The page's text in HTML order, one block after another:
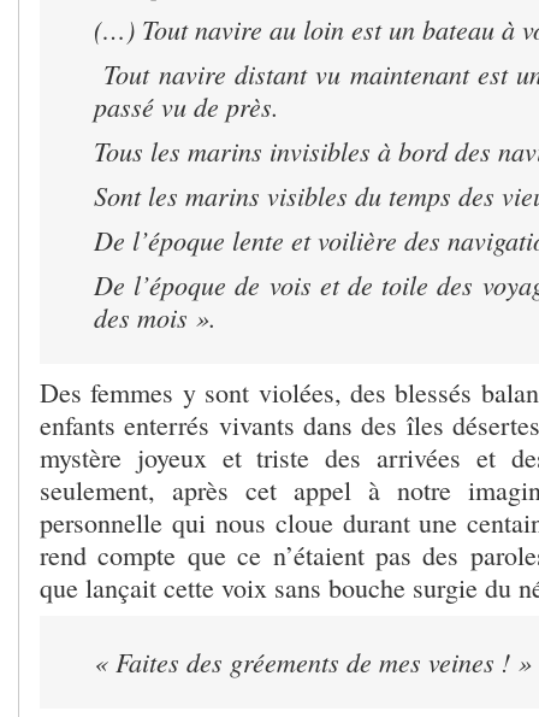
(…) Tout navire au loin est un bateau à
Tout navire distant vu maintenant est
passé vu de près.
Tous les marins invisibles à bord des
Sont les marins visibles du temps des
De l’époque lente et voilière des
De l’époque de vois et de toile des
des mois ».
Des femmes y sont violées, des blessés
enfants enterrés vivants dans des îles
mystère joyeux et triste des arrivées et
seulement, après cet appel à notre
personnelle qui nous cloue durant une
rend compte que ce n’étaient pas des
que lançait cette voix sans bouche surgie du
« Faites des gréements de mes veines ! »